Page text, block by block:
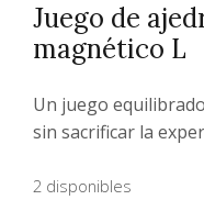
original
era:
actual
es:
Juego de
magnético L
Un juego
sin sacrificar la
2 disponibles